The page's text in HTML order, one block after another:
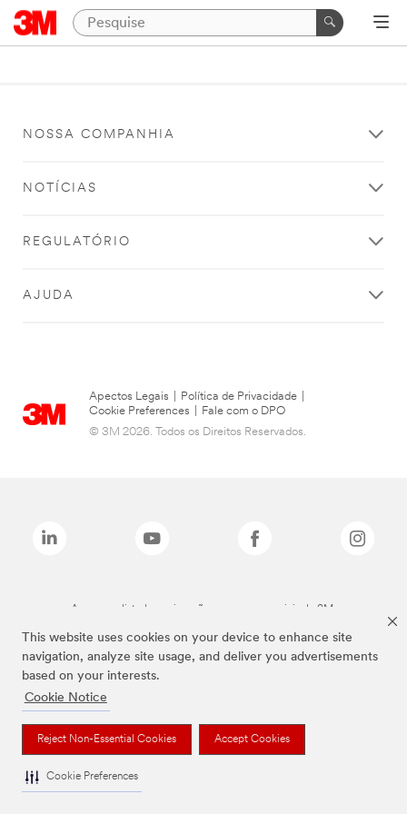
This website uses cookies on your device to enhance site
navigation, analyze site usage, and deliver you advertisements
based on your interests.
Cookie Notice
Reject Non-Essential Cookies Accept Cookies
Cookie Preferences
NOSSA COMPANHIA
NOTÍCIAS
REGULATÓRIO
AJUDA
Apectos Legais Política de Privacidade
Cookie Preferences
Fale com o DPO
© 3M 2026. Todos os Direitos Reservados.
As marcas listadas a cima são marcas comerciais da 3M.